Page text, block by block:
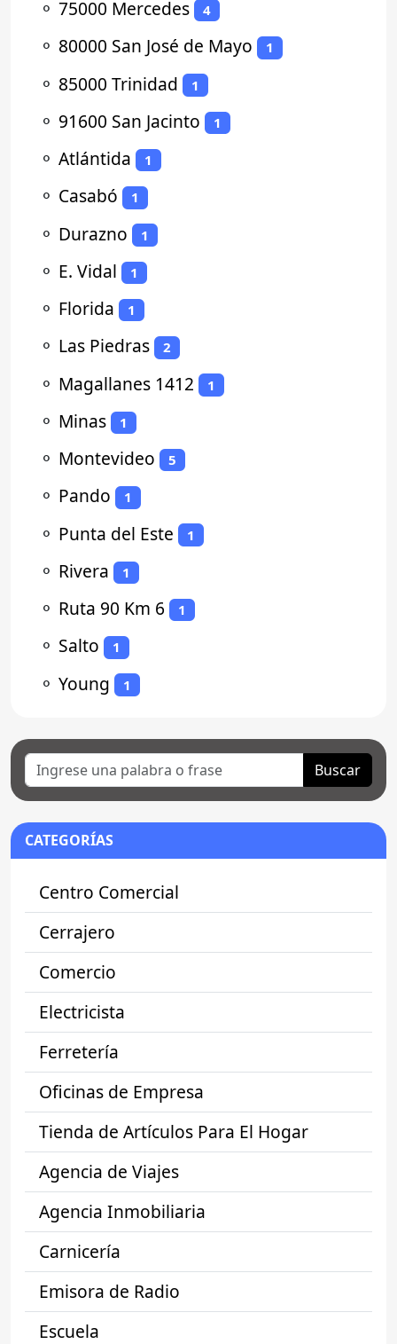
⚬ 75000 Mercedes 4
⚬ 80000 San José de Mayo 1
⚬ 85000 Trinidad 1
⚬ 91600 San Jacinto 1
⚬ Atlántida 1
⚬ Casabó 1
⚬ Durazno 1
⚬ E. Vidal 1
⚬ Florida 1
⚬ Las Piedras 2
⚬ Magallanes 1412 1
⚬ Minas 1
⚬ Montevideo 5
⚬ Pando 1
⚬ Punta del Este 1
⚬ Rivera 1
⚬ Ruta 90 Km 6 1
⚬ Salto 1
⚬ Young 1
Buscar
CATEGORÍAS
Centro Comercial
Cerrajero
Comercio
Electricista
Ferretería
Oficinas de Empresa
Tienda de Artículos Para El Hogar
Agencia de Viajes
Agencia Inmobiliaria
Carnicería
Emisora de Radio
Escuela